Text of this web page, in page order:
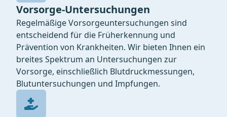
Vorsorge-Untersuchungen
Regelmäßige Vorsorgeuntersuchungen sind
entscheidend für die Früherkennung und
Prävention von Krankheiten. Wir bieten Ihnen ein
breites Spektrum an Untersuchungen zur
Vorsorge, einschließlich Blutdruckmessungen,
Blutuntersuchungen und Impfungen.